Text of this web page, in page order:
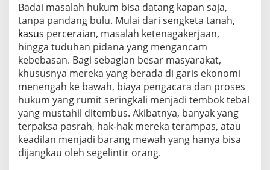
Badai masalah hukum bisa datang kapan saja,
tanpa pandang bulu. Mulai dari sengketa tanah,
kasus perceraian, masalah ketenagakerjaan,
hingga tuduhan pidana yang mengancam
kebebasan. Bagi sebagian besar masyarakat,
khususnya mereka yang berada di garis ekonomi
menengah ke bawah, biaya pengacara dan proses
hukum yang rumit seringkali menjadi tembok tebal
yang mustahil ditembus. Akibatnya, banyak yang
terpaksa pasrah, hak-hak mereka terampas, atau
keadilan menjadi barang mewah yang hanya bisa
dijangkau oleh segelintir orang.